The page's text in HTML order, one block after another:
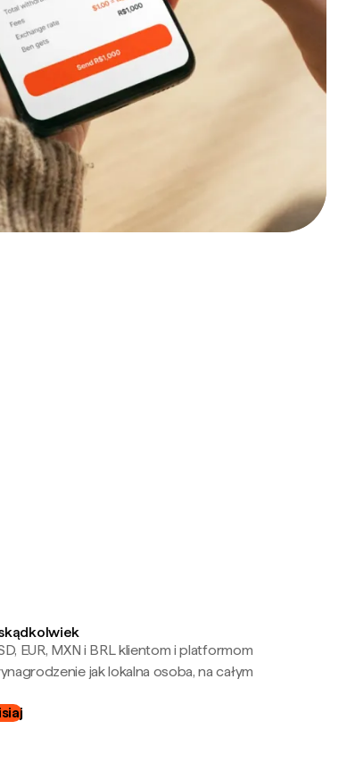
EUR, MXN i BRL klientom i platformom
jak lokalna osoba, na całym